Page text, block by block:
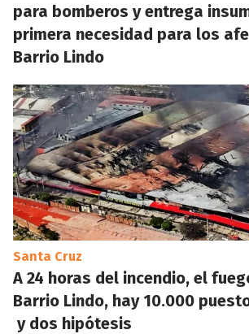
para bomberos y entrega
primera necesidad para los
Barrio Lindo
Santa Cruz
A 24 horas del incendio, el
Barrio Lindo, hay 10.000
y dos hipótesis